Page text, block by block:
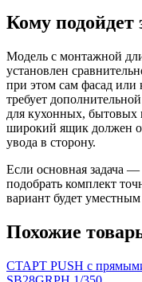
Кому подойдет
Модель с монтажной
установлен
при этом сам фасад или
требует
для кухонных, бытовых
широкий ящик должен
увода в сторону.
Если основная задача
подобрать комплект
вариант будет
Похожие
СТАРТ PUSH с